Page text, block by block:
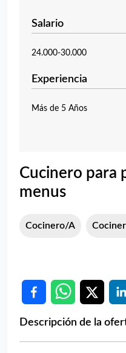
Salario
24.000-30.000
Experiencia
Más de 5 Años
Cucinero para
menus
Cocinero/a
Descripción de la